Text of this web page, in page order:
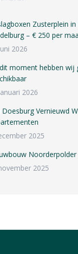
Zusterplein
– € 250 per
2026
moment hebben wij
2026
Doesburg Vernieuwd
2025
Noorderpolder
2025